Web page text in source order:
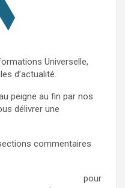
Universelle,
d’actualité.
peigne au fin par nos
délivrer une
commentaires
pour